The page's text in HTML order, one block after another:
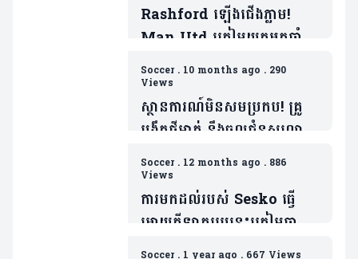
Rashford ឡើងជើងភ្លាម!
Man Utd ត្រៀមយកអ្នកចាំទី
ដ៏ឆ្នើមម្នាក់របស់ Barca ជា
ថ្នូរទិញលក់ផ្ដាច់កុងត្រា
Soccer. 10 months ago . 290
Views
ស្ថានការណ៍មិនសមប្រកប! គ្រូ
បង្វឹកថ្មីម្នាក់ នឹងចូលជំនួសលោក
Amorim ប្រសិនក្លឹបមិនធ្វើរឿង
មួយនេះ
Soccer. 12 months ago . 886
Views
ការមកដល់របស់ Sesko ធ្វើ
អោយកីឡាកររូបនេះត្រៀមចាក
ចេញ(មាន២វីដេអូ)
Soccer. 1 year ago . 667 Views